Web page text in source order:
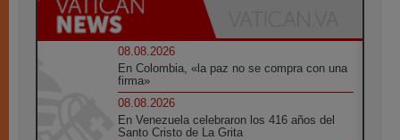
08.08.2026
En Colombia, «la paz no se compra con una
firma»
08.08.2026
En Venezuela celebraron los 416 años del
Santo Cristo de La Grita